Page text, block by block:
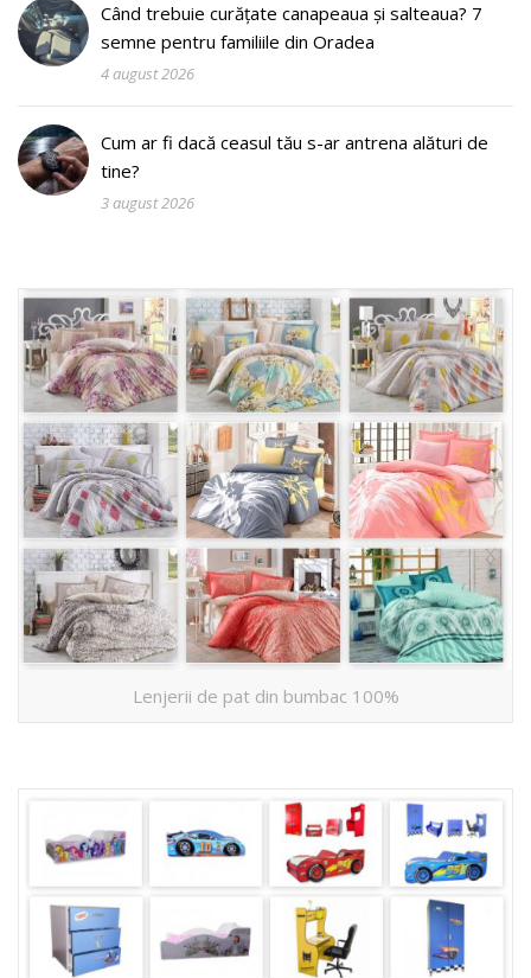
Când trebuie curățate canapeaua și salteaua? 7
semne pentru familiile din Oradea
4 august 2026
Cum ar fi dacă ceasul tău s-ar antrena alături de
tine?
3 august 2026
Lenjerii de pat din bumbac 100%